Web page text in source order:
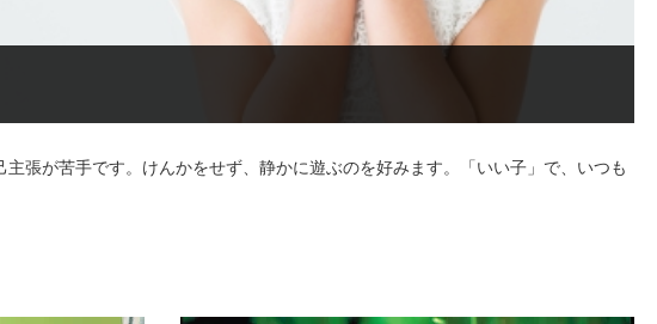
張が苦手です。けんかをせず、静かに遊ぶのを好みます。「いい子」で、いつも